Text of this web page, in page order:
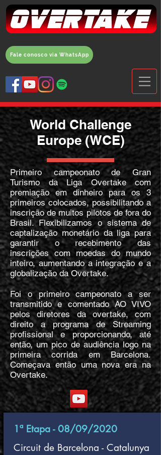
Fale conosco via WhatsApp
World Challenge
Europe (WCE)
Primeiro campeonato de Gran
Turismo da Liga Overtake com
premiação em dinheiro para os 3
primeiros colocados, possibilitando a
inscrição de muitos pilotos de fora do
Brasil. Flexibilizamos o sistema de
captalização monetário da liga para
garantir o recebimento das
inscrições com moedas do mundo
inteiro, aumentando a integração e a
globalização da Overtake.
Foi o primeiro campeonato a ser
transmitido e comentado AO VIVO
pelos diretores da overtake, com
direito a programa de Streaming
profissional e proporcionando, até
então, um pico de audiência logo na
primeira corrida em Barcelona.
Começava então uma nova era na
Overtake.
1ª Etapa - 08/09/2020
Circuit de Barcelona - Catalunya